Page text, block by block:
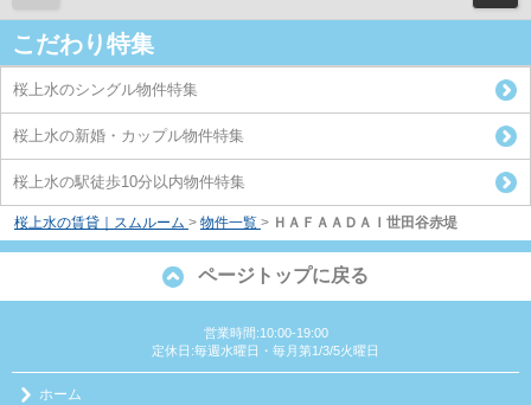
こだわり特集
桜上水のシングル物件特集
桜上水の新婚・カップル物件特集
桜上水の駅徒歩10分以内物件特集
桜上水の賃貸｜スムルーム > 物件一覧 > ＨＡＦＡＡＤＡＩ世田谷赤堤
ページトップに戻る
営業時間:10:00-19:00
定休日:毎週水曜日・毎月第1/3/5火曜日
ホーム